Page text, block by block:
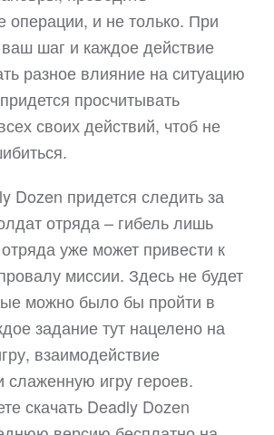
операции, и не только. При
шаг и каждое действие
разное влияние на ситуацию
просчитывать
своих действий, чтоб не
Dozen придется следить за
отряда – гибель лишь
уже может привести к
миссии. Здесь не будет
можно было бы пройти в
задание тут нацелено на
взаимодействие
слаженную игру героев.
скачать Deadly Dozen